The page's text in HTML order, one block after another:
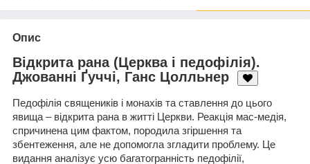
Опис
Відкрита рана (Церква і педофілія).
Джованні Ґуччі, Ганс Цолльнер
Педофілія священиків і монахів та ставлення до цього
явища – відкрита рана в житті Церкви. Реакція мас-медія,
спричинена цим фактом, породила згіршення та
збентеження, але не допомогла згладити проблему. Це
видання аналізує усю багатогранність педофілії,